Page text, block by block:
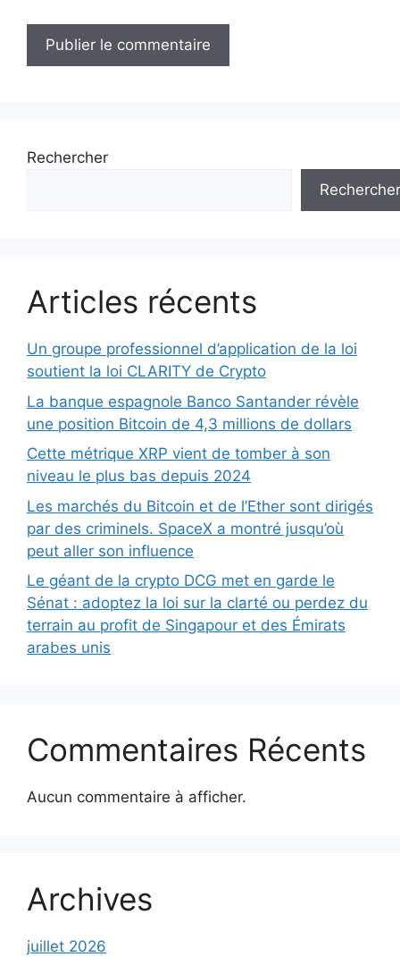
Rechercher
Rechercher
Articles récents
Un groupe professionnel d’application de la loi
soutient la loi CLARITY de Crypto
La banque espagnole Banco Santander révèle
une position Bitcoin de 4,3 millions de dollars
Cette métrique XRP vient de tomber à son
niveau le plus bas depuis 2024
Les marchés du Bitcoin et de l’Ether sont dirigés
par des criminels. SpaceX a montré jusqu’où
peut aller son influence
Le géant de la crypto DCG met en garde le
Sénat : adoptez la loi sur la clarté ou perdez du
terrain au profit de Singapour et des Émirats
arabes unis
Commentaires Récents
Aucun commentaire à afficher.
Archives
juillet 2026